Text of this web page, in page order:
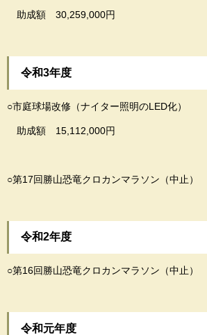
助成額 30,259,000円
令和3年度
○市庭球場改修（ナイター照明のLED化）
助成額 15,112,000円
○第17回勝山恐竜クロカンマラソン（中止）
令和2年度
○第16回勝山恐竜クロカンマラソン（中止）
令和元年度